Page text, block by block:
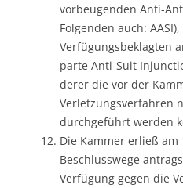
vorbeugenden Anti-
Folgenden auch:
Verfügungsbeklagten
parte Anti-Suit
derer die vor der
Verletzungsverfahren
durchgeführt werden
Die Kammer erließ am
Beschlusswege
Verfügung gegen die